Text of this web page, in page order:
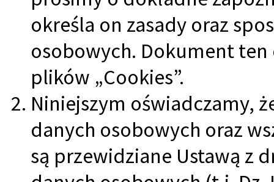
określa on zasady oraz
osobowych. Dokument ten
plików „Cookies”.
Niniejszym oświadczamy,
danych osobowych oraz
są przewidziane Ustawą z